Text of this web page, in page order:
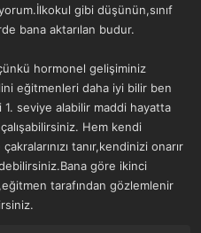
gibi düşünün,sınıf
bana aktarılan budur.
hormonel gelişiminiz
eğitmenleri daha iyi bilir ben
seviye alabilir maddi hayatta
Hem kendi
tanır,kendinizi onarır
göre ikinci
tarafından gözlemlenir